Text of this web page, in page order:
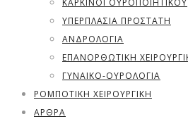
ΚΑΡΚΊΝΟΙ ΟΥΡΟΠΟΙΗΤΙΚΟΎ
ΥΠΕΡΠΛΑΣΊΑ ΠΡΟΣΤΆΤΗ
ΑΝΔΡΟΛΟΓΊΑ
ΕΠΑΝΟΡΘΩΤΙΚΗ
ΓΥΝΑΙΚΟ-ΟΥΡΟΛΟΓΊΑ
ΡΟΜΠΟΤΙΚΗ ΧΕΙΡΟΥΡΓΙΚΗ
ΑΡΘΡΑ